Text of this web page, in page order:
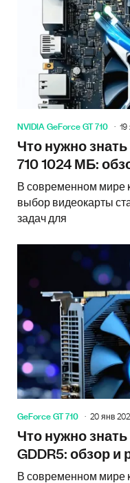
NVIDIA GeForce GT 710 19
Что нужно знать
710 1024 МБ:
В современном мире
выбор видеокарты
задач для
GeForce GT 710 20 янв
Что нужно знать
GDDR5: обзор и
В современном мире